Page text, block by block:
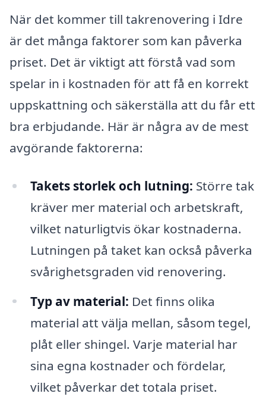
När det kommer till takrenovering i Idre
är det många faktorer som kan påverka
priset. Det är viktigt att förstå vad som
spelar in i kostnaden för att få en korrekt
uppskattning och säkerställa att du får ett
bra erbjudande. Här är några av de mest
avgörande faktorerna:
Takets storlek och lutning: Större tak
kräver mer material och arbetskraft,
vilket naturligtvis ökar kostnaderna.
Lutningen på taket kan också påverka
svårighetsgraden vid renovering.
Typ av material: Det finns olika
material att välja mellan, såsom tegel,
plåt eller shingel. Varje material har
sina egna kostnader och fördelar,
vilket påverkar det totala priset.